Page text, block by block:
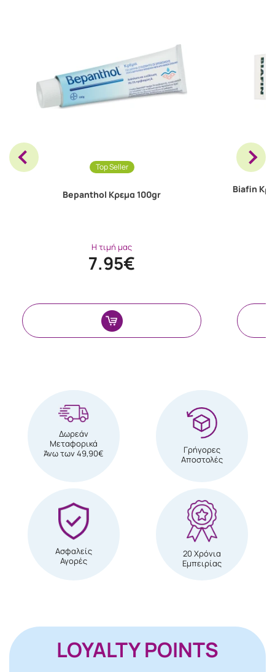
Top Seller
Bepanthol Κρεμα 100gr
Η τιμή μας
7.95€
Biafin
Δωρεάν
Μεταφορικά
Άνω των 49,90€
Γρήγορες
Αποστολές
Ασφαλείς
Αγορές
20 Χρόνια
Εμπειρίας
LOYALTY POINTS